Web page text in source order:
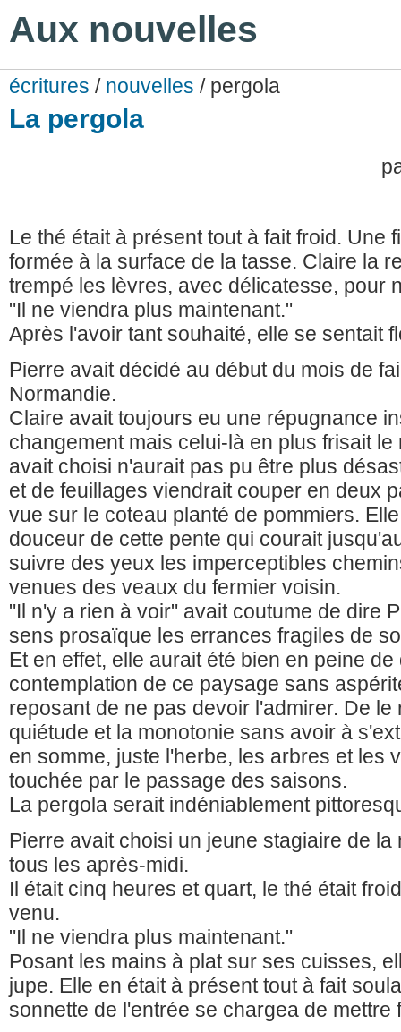
Aux nouvelles
écritures / nouvelles / pergola
La pergola
Le thé était à présent tout à fait froid. Une
formée à la surface de la tasse. Claire la
trempé les lèvres, avec délicatesse, pour
"Il ne viendra plus maintenant."
Après l'avoir tant souhaité, elle se sentait
Pierre avait décidé au début du mois de
Normandie.
Claire avait toujours eu une répugnance
changement mais celui-là en plus frisait
avait choisi n'aurait pas pu être plus
et de feuillages viendrait couper en deux
vue sur le coteau planté de pommiers.
douceur de cette pente qui courait
suivre des yeux les imperceptibles
venues des veaux du fermier voisin.
"Il n'y a rien à voir" avait coutume de dire
sens prosaïque les errances fragiles de
Et en effet, elle aurait été bien en peine
contemplation de ce paysage sans
reposant de ne pas devoir l'admirer. De
quiétude et la monotonie sans avoir à
en somme, juste l'herbe, les arbres et les
touchée par le passage des saisons.
La pergola serait indéniablement
Pierre avait choisi un jeune stagiaire de
tous les après-midi.
Il était cinq heures et quart, le thé était
venu.
"Il ne viendra plus maintenant."
Posant les mains à plat sur ses cuisses,
jupe. Elle en était à présent tout à fait
sonnette de l'entrée se chargea de mettre